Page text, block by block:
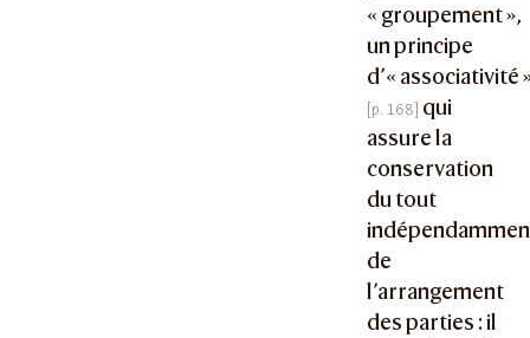
« groupement »,
un principe
d’« associativité
qui
assure la
conservation
du tout
de
l’arrangement
des parties : il